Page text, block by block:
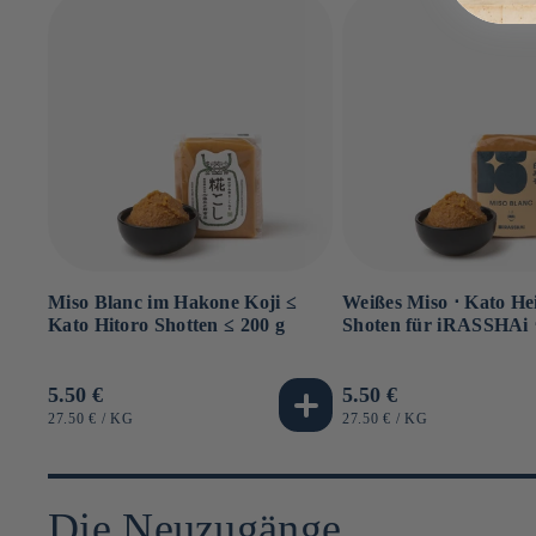
Miso Blanc im Hakone Koji ≤
Kato Hitoro Shotten ≤ 200 g
Normaler
Preis
5.50 €
GRUNDPREIS
27.50 € / PRO
KG
Weißes Miso ⋅ Kato
Shoten für iRASSHAi
Normaler
Preis
5.50 €
GRUNDPREIS
27.50 € / PRO
KG